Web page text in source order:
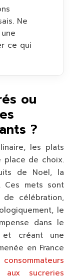
Ne
ce qui
ou
?
les plats
place de choix.
de Noël, la
mets sont
de célébration,
le
dans le
et créant une
en France
sucreries